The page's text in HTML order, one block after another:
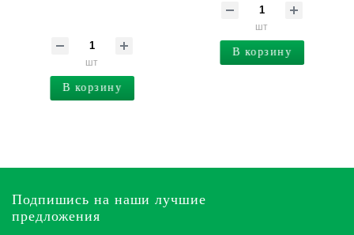
шт
В корзину
шт
В корзину
Подпишись на наши лучшие
предложения